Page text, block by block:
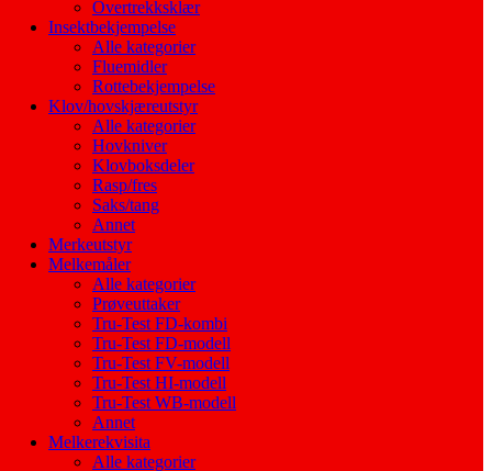
Overtrekksklær
Insektbekjempelse
Alle kategorier
Fluemidler
Rottebekjempelse
Klov/hovskjæreutstyr
Alle kategorier
Hovkniver
Klovboksdeler
Rasp/fres
Saks/tang
Annet
Merkeutstyr
Melkemåler
Alle kategorier
Prøveuttaker
Tru-Test FD-kombi
Tru-Test FD-modell
Tru-Test FV-modell
Tru-Test HI-modell
Tru-Test WB-modell
Annet
Melkerekvisita
Alle kategorier